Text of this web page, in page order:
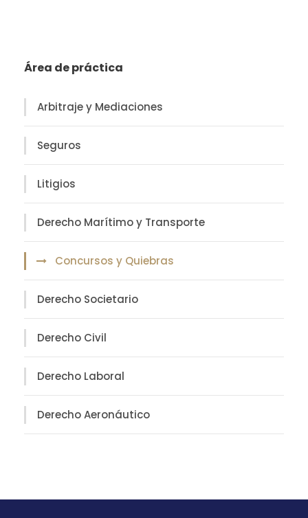
Área de práctica
Arbitraje y Mediaciones
Seguros
Litigios
Derecho Marítimo y Transporte
Concursos y Quiebras
Derecho Societario
Derecho Civil
Derecho Laboral
Derecho Aeronáutico